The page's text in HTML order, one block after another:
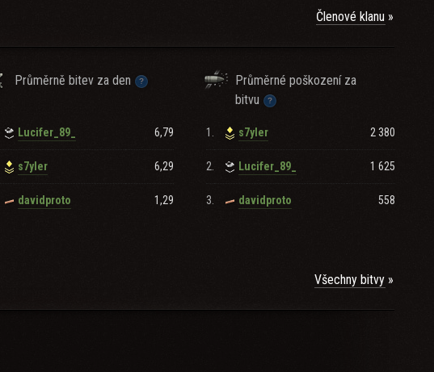
Členové klanu
Průměrně bitev za den
Průměrné poškození za
bitvu
Lucifer_89_ 6,79
s7yler 6,29
davidproto 1,29
1. s7yler 2 380
2. Lucifer_89_ 1 625
3. davidproto 558
Všechny bitvy